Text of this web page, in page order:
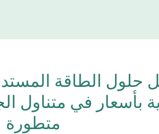
حلول الطاقة
بأسعار في متناول
متطورة